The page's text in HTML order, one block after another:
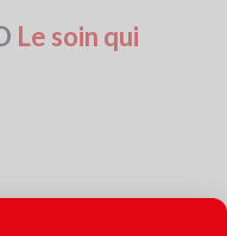
Le soin qui